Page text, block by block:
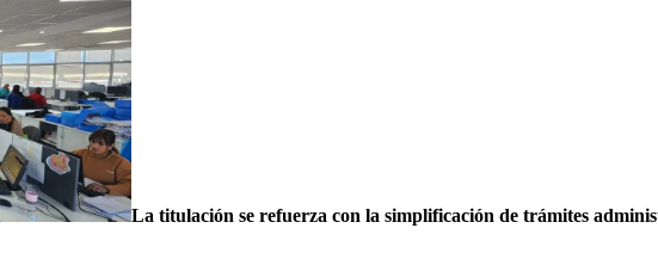
La titulación se refuerza con la simplificación de trámites